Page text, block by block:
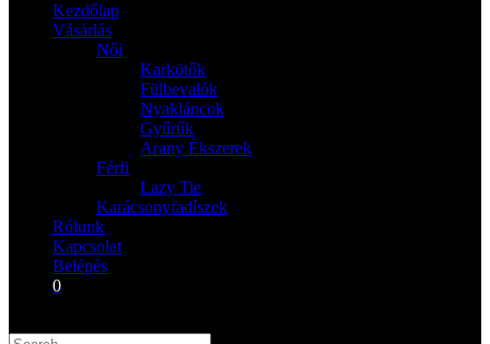
Kezdőlap
Vásárlás
Női
Karkötők
Fülbevalók
Nyakláncok
Gyűrűk
Arany Ékszerek
Férfi
Lazy Tie
Karácsonyfadíszek
Rólunk
Kapcsolat
Belépés
0